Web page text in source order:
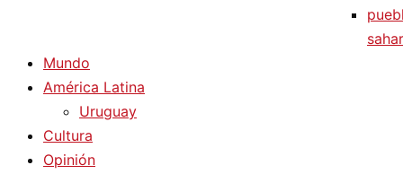
Mundo
América Latina
Uruguay
Cultura
Opinión